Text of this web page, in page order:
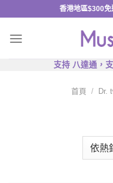
content
香港地區$300
支持 八達通，
首頁 / Dr.